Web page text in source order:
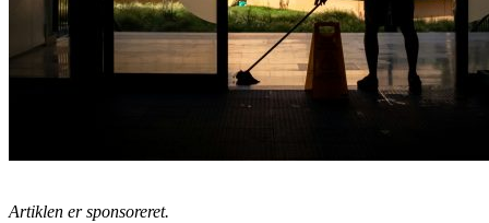
Artiklen er sponsoreret.